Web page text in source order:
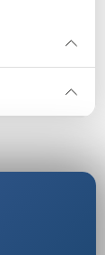
Уп/шт
ИВЛ